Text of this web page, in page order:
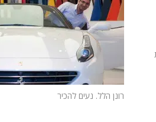
רונן הלל. נעים להכיר